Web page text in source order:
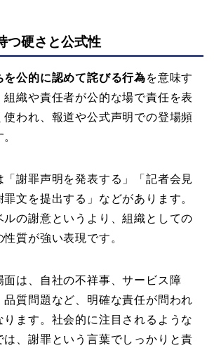
つ硬さと公式性
を公的に認めて詫びる行為を意味す
組織や責任者が公的な場で責任を表
使われ、報道や公式声明での登場頻
謝罪声明を発表する」「記者会見
文を提出する」などがあります。
ルの謝意というより、組織としての
質が強い表現です。
面は、自社の不祥事、サービス障
品質問題など、明確な責任が問われ
ります。社会的に注目されるような
は、謝罪という言葉でしっかりと責